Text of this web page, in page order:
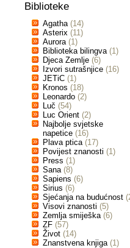
Biblioteke
Agatha (14)
Asterix (11)
Aurora (1)
Biblioteka bilingva (1)
Djeca Zemlje (6)
Izvori sutrašnjice (16)
JETiC (1)
Kronos (18)
Leonardo (2)
Luč (54)
Luc Orient (2)
Najbolje svjetske
napetice (16)
Plava ptica (17)
Povijest znanosti (1)
Press (1)
Sana (8)
Sapiens (6)
Sirius (6)
Sjećanja na budućnost
Visovi znanosti (5)
Zemlja smiješka (6)
ZF (57)
Život (14)
Znanstvena knjiga (1)